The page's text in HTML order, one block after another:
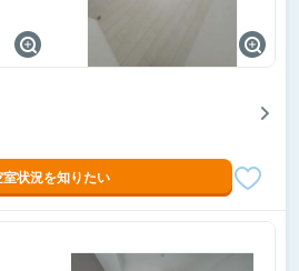
室状況を知りたい